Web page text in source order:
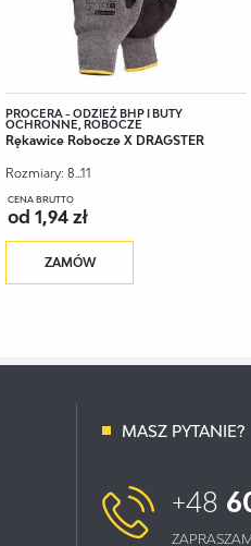
PROCERA - ODZIEŻ BHP I BUTY
OCHRONNE, ROBOCZE
Rękawice Robocze X DRAGSTER
Rozmiary: 8...11
CENA BRUTTO
od 1,94 zł
ZAMÓW
MASZ PYTANIE?
+48